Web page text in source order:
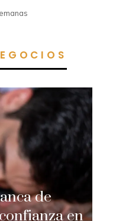
de
en